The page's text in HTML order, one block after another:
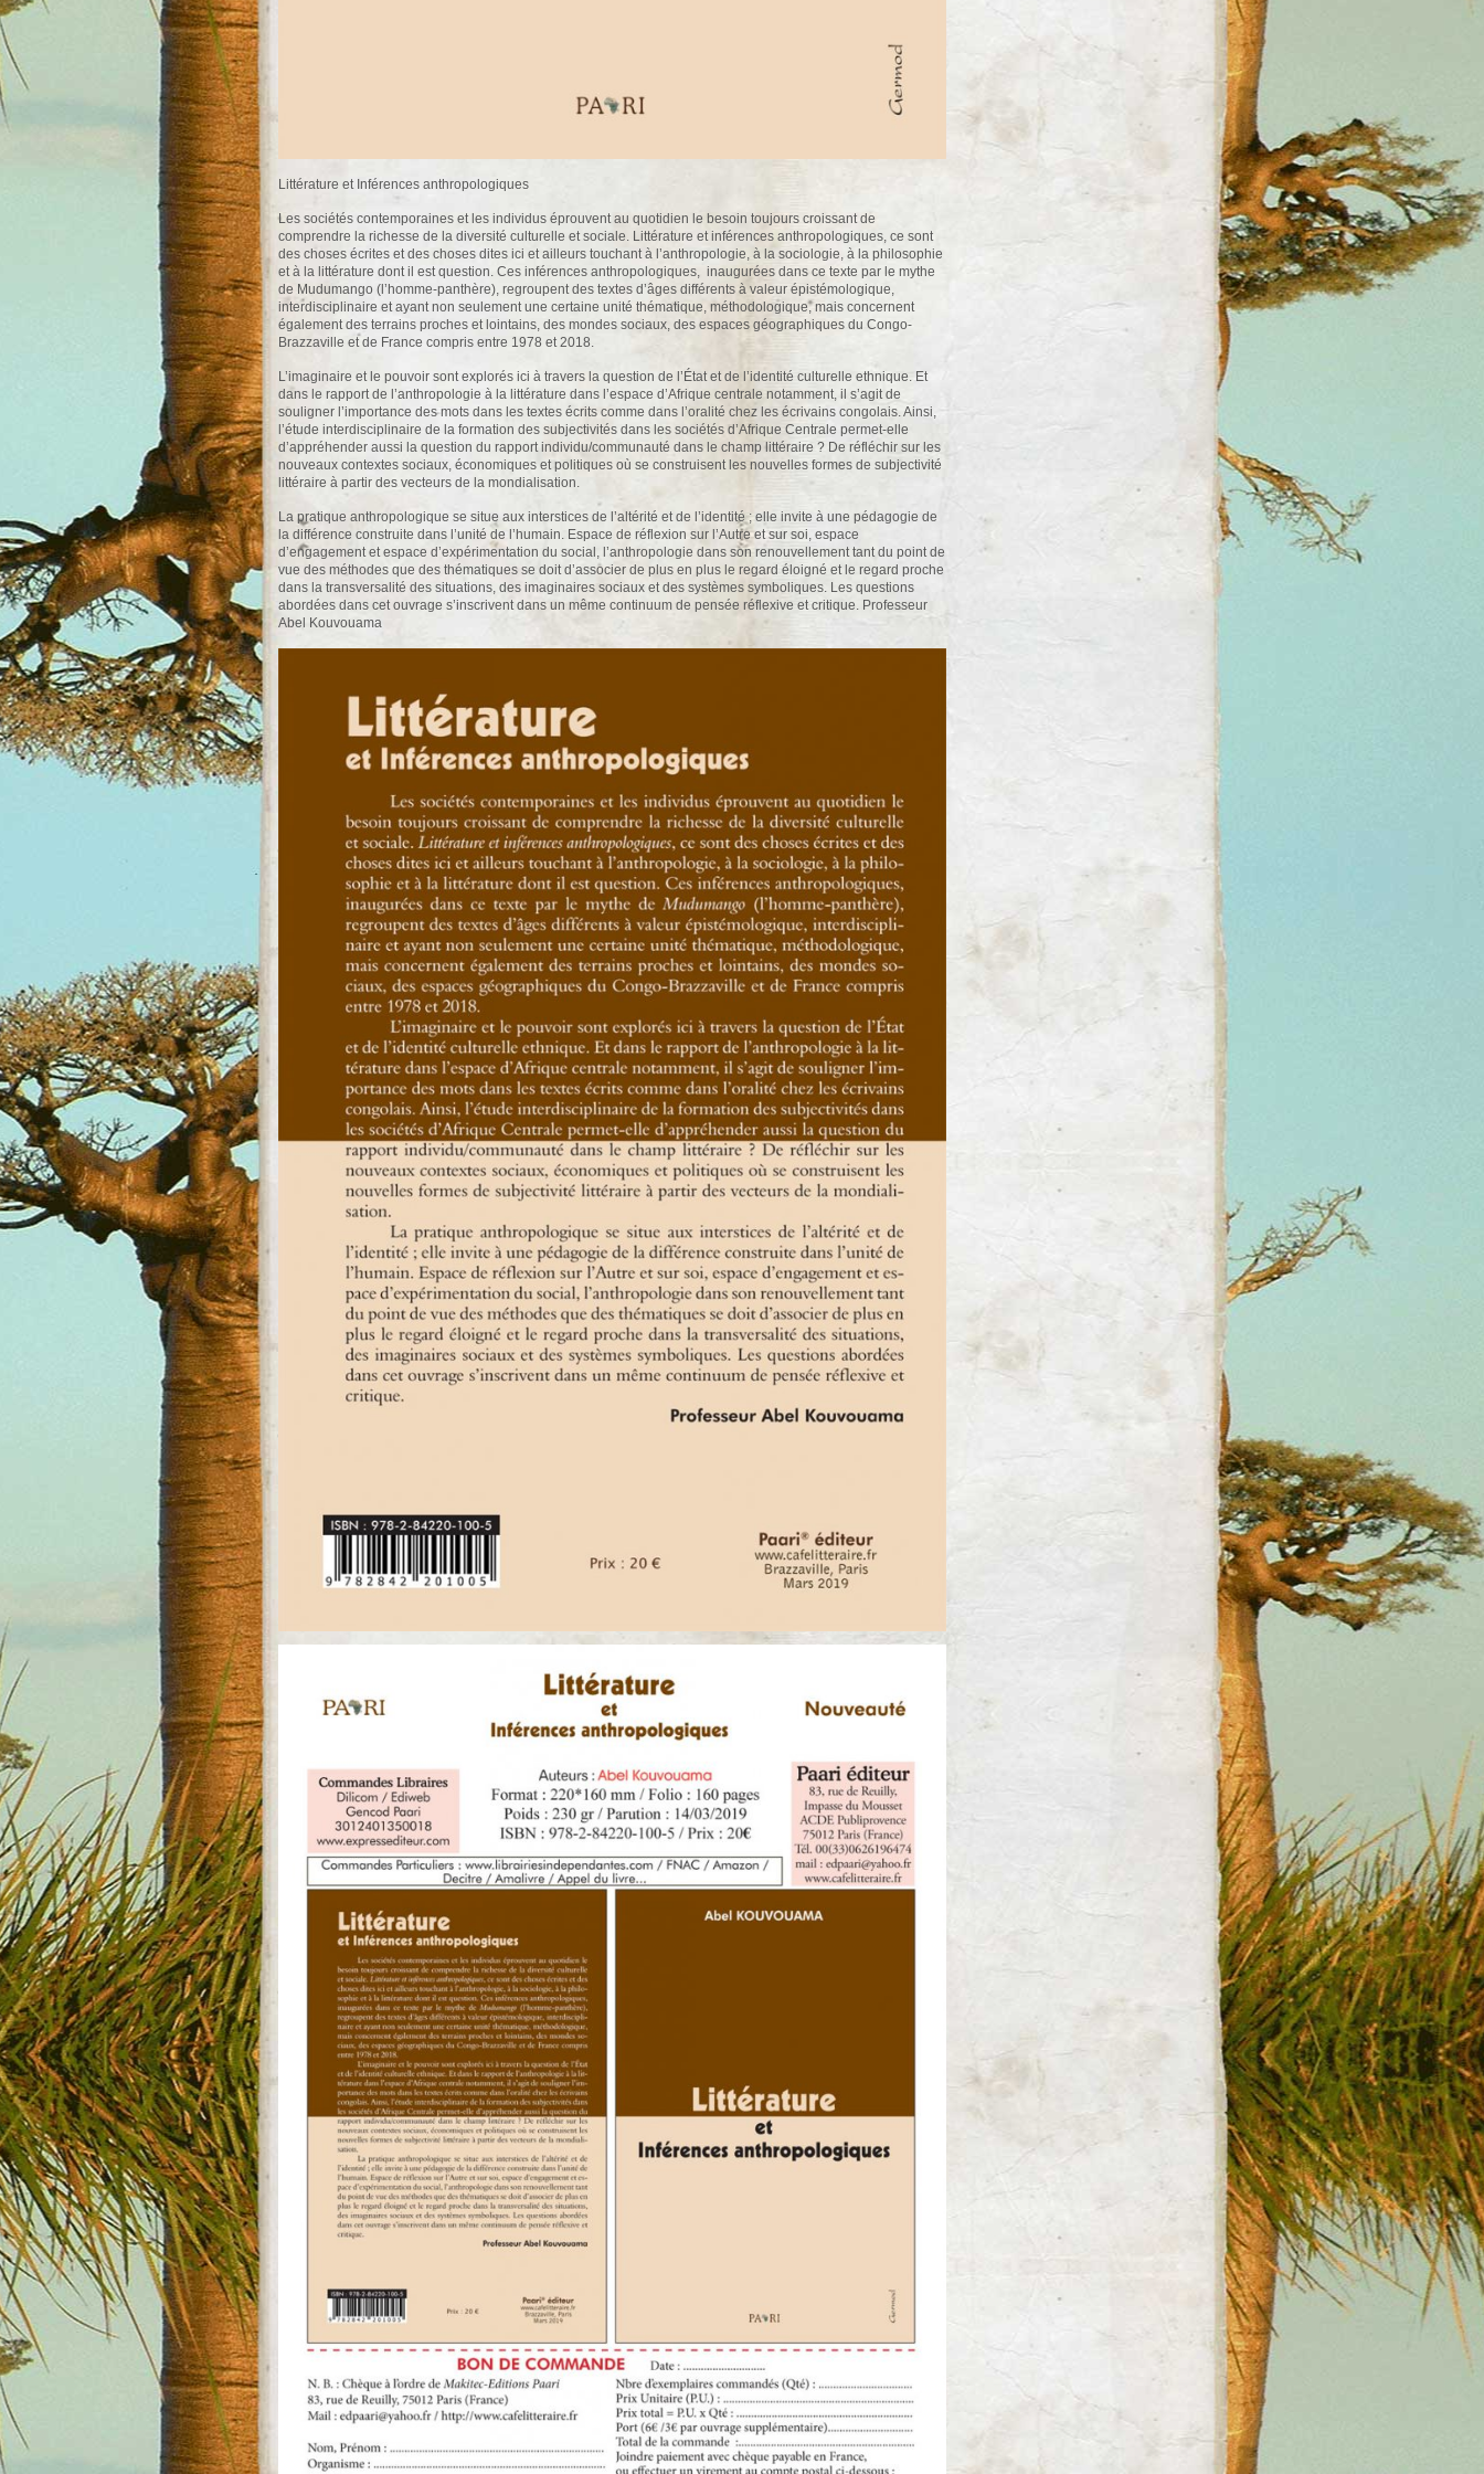
Littérature et Inférences anthropologiques
Les sociétés contemporaines et les individus éprouvent au quotidien le besoin toujours croissant de
comprendre la richesse de la diversité culturelle et sociale. Littérature et inférences anthropologiques, ce sont
des choses écrites et des choses dites ici et ailleurs touchant à l’anthropologie, à la sociologie, à la philosophie
et à la littérature dont il est question. Ces inférences anthropologiques, inaugurées dans ce texte par le mythe
de Mudumango (l’homme-panthère), regroupent des textes d’âges différents à valeur épistémologique,
interdisciplinaire et ayant non seulement une certaine unité thématique, méthodologique, mais concernent
également des terrains proches et lointains, des mondes sociaux, des espaces géographiques du Congo-
Brazzaville et de France compris entre 1978 et 2018.
L’imaginaire et le pouvoir sont explorés ici à travers la question de l’État et de l’identité culturelle ethnique. Et
dans le rapport de l’anthropologie à la littérature dans l’espace d’Afrique centrale notamment, il s’agit de
souligner l’importance des mots dans les textes écrits comme dans l’oralité chez les écrivains congolais. Ainsi,
l’étude interdisciplinaire de la formation des subjectivités dans les sociétés d’Afrique Centrale permet-elle
d’appréhender aussi la question du rapport individu/communauté dans le champ littéraire ? De réfléchir sur les
nouveaux contextes sociaux, économiques et politiques où se construisent les nouvelles formes de subjectivité
littéraire à partir des vecteurs de la mondialisation.
La pratique anthropologique se situe aux interstices de l’altérité et de l’identité ; elle invite à une pédagogie de
la différence construite dans l’unité de l’humain. Espace de réflexion sur l’Autre et sur soi, espace
d’engagement et espace d’expérimentation du social, l’anthropologie dans son renouvellement tant du point de
vue des méthodes que des thématiques se doit d’associer de plus en plus le regard éloigné et le regard proche
dans la transversalité des situations, des imaginaires sociaux et des systèmes symboliques. Les questions
abordées dans cet ouvrage s’inscrivent dans un même continuum de pensée réflexive et critique. Professeur
Abel Kouvouama